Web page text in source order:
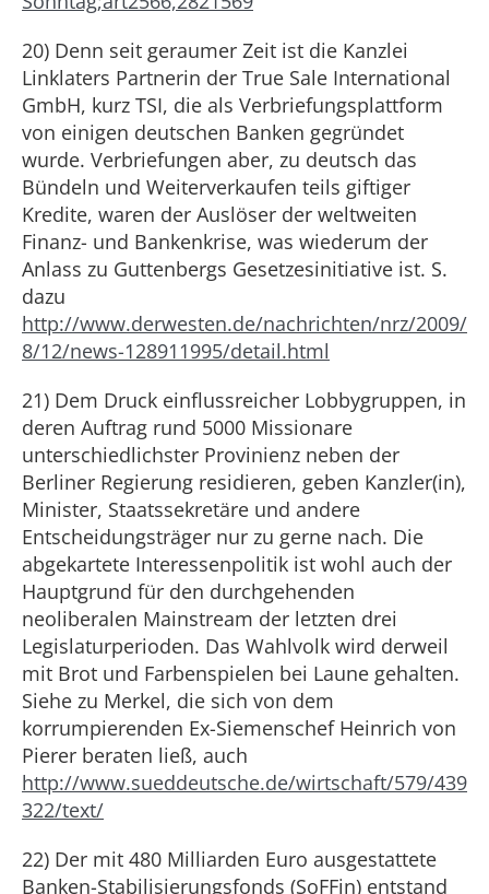
20) Denn seit geraumer Zeit ist die Kanzlei
Linklaters Partnerin der True Sale International
GmbH, kurz TSI, die als Verbriefungsplattform
von einigen deutschen Banken gegründet
wurde. Verbriefungen aber, zu deutsch das
Bündeln und Weiterverkaufen teils giftiger
Kredite, waren der Auslöser der weltweiten
Finanz- und Bankenkrise, was wiederum der
Anlass zu Guttenbergs Gesetzesinitiative ist. S.
dazu
http://www.derwesten.de/nachrichten/nrz/2009/
8/12/news-128911995/detail.html
21) Dem Druck einflussreicher Lobbygruppen, in
deren Auftrag rund 5000 Missionare
unterschiedlichster Provinienz neben der
Berliner Regierung residieren, geben Kanzler(in),
Minister, Staatssekretäre und andere
Entscheidungsträger nur zu gerne nach. Die
abgekartete Interessenpolitik ist wohl auch der
Hauptgrund für den durchgehenden
neoliberalen Mainstream der letzten drei
Legislaturperioden. Das Wahlvolk wird derweil
mit Brot und Farbenspielen bei Laune gehalten.
Siehe zu Merkel, die sich von dem
korrumpierenden Ex-Siemenschef Heinrich von
Pierer beraten ließ, auch
http://www.sueddeutsche.de/wirtschaft/579/439
322/text/
22) Der mit 480 Milliarden Euro ausgestattete
Banken-Stabilisierungsfonds (SoFFin) entstand